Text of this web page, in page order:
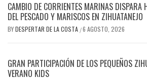
CAMBIO DE CORRIENTES MARINAS
DEL PESCADO Y MARISCOS EN ZIHUATANEJO
BYDESPERTAR DE LA COSTA /6 AGOSTO, 2026
GRAN PARTICIPACIÓN DE LOS PEQUEÑOS
VERANO KIDS